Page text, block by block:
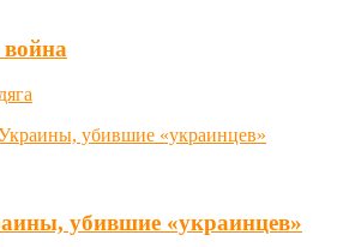
убившие «украинцев»